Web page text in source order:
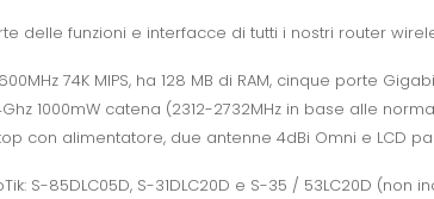
delle funzioni e interfacce di tutti i nostri router
74K MIPS, ha 128 MB di RAM, cinque porte
1000mW catena (2312-2732MHz in base alle
con alimentatore, due antenne 4dBi Omni e LCD
S-85DLC05D, S-31DLC20D e S-35 / 53LC20D (non